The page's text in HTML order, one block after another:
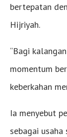
bertepatan
Hijriyah.
“Bagi
momentum
keberkahan
Ia menyebut
sebagai